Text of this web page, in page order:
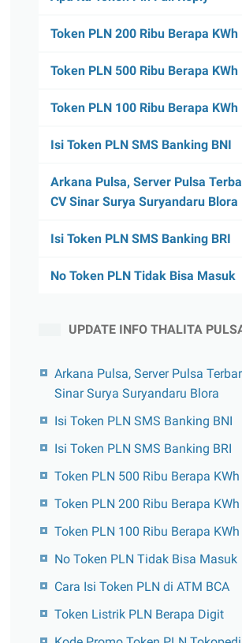
Token PLN 200 Ribu Berapa KWh
Token PLN 500 Ribu Berapa KWh
Token PLN 100 Ribu Berapa KWh
Isi Token PLN SMS Banking BNI
Arkana Pulsa, Server Pulsa
CV Sinar Surya Suryandaru Blora
Isi Token PLN SMS Banking BRI
No Token PLN Tidak Bisa Masuk
UPDATE INFO THALITA
Arkana Pulsa, Server Pulsa
Sinar Surya Suryandaru Blora
Isi Token PLN SMS Banking BNI
Isi Token PLN SMS Banking BRI
Token PLN 500 Ribu Berapa KWh
Token PLN 200 Ribu Berapa KWh
Token PLN 100 Ribu Berapa KWh
No Token PLN Tidak Bisa Masuk
Cara Isi Token PLN di ATM BCA
Token Listrik PLN Berapa Digit